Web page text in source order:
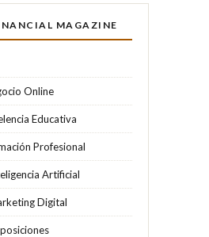
MAGAZINE
Online
Educativa
Profesional
Artificial
Digital